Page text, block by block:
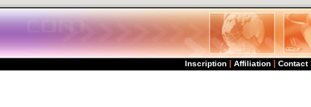
Inscription | Affiliation | Contact